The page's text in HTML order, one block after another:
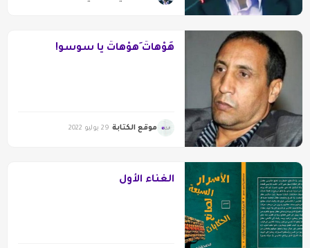
هَوْهاتَ َهوْهاتَ يا سوسو!
موقع الكتابة 29 يوليو 2022
الغناء الأول